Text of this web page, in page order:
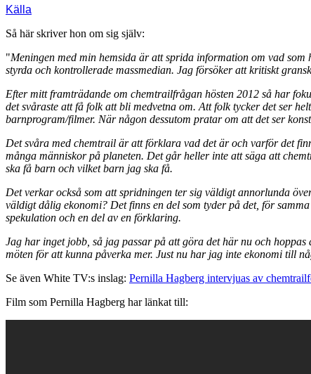
Källa
Så här skriver hon om sig själv:
"Meningen med min hemsida är att sprida information om vad
styrda och kontrollerade massmedian. Jag försöker att kritiskt
Efter mitt framträdande om chemtrailfrågan hösten 2012 så har
det svåraste att få folk att bli medvetna om. Att folk tycker det ser
barnprogram/filmer. När någon dessutom pratar om att det ser
Det svåra med chemtrail är att förklara vad det är och varför det
många människor på planeten. Det går heller inte att säga att
ska få barn och vilket barn jag ska få.
Det verkar också som att spridningen ter sig väldigt annorlunda
väldigt dålig ekonomi? Det finns en del som tyder på det, för
spekulation och en del av en förklaring.
Jag har inget jobb, så jag passar på att göra det här nu och
möten för att kunna påverka mer. Just nu har jag inte ekonomi till
Se även White TV:s inslag: Pernilla Hagberg intervjuas av
Film som Pernilla Hagberg har länkat till: